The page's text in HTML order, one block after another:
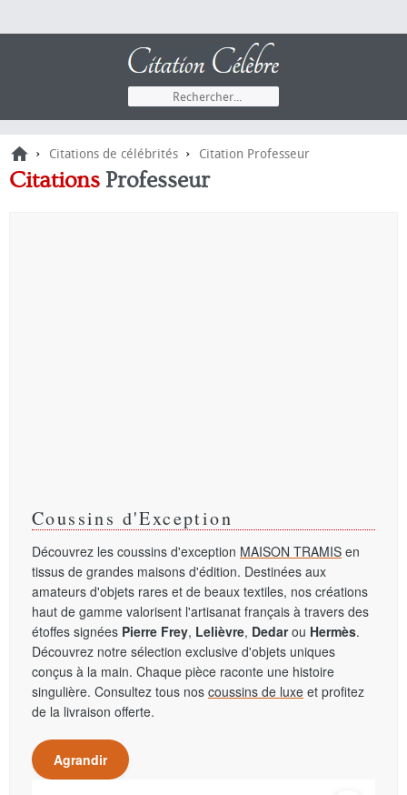
› Citations de célébrités › Citation Professeur
Citations Professeur
Coussins d'Exception
Découvrez les coussins d'exception MAISON TRAMIS en
tissus de grandes maisons d'édition. Destinées aux
amateurs d'objets rares et de beaux textiles, nos créations
haut de gamme valorisent l'artisanat français à travers des
étoffes signées Pierre Frey, Lelièvre, Dedarou Hermès.
Découvrez notre sélection exclusive d'objets uniques
conçus à la main. Chaque pièce raconte une histoire
singulière. Consultez tous nos coussins de luxe et profitez
de la livraison offerte.
Agrandir